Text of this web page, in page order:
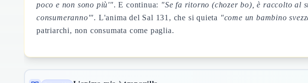
poco e non sono più'". E continua: "Se fa ritorno (chozer bo), è raccolto al
consumeranno'". L'anima del Sal 131, che si quieta "come un bambino
patriarchi, non consumata come paglia.